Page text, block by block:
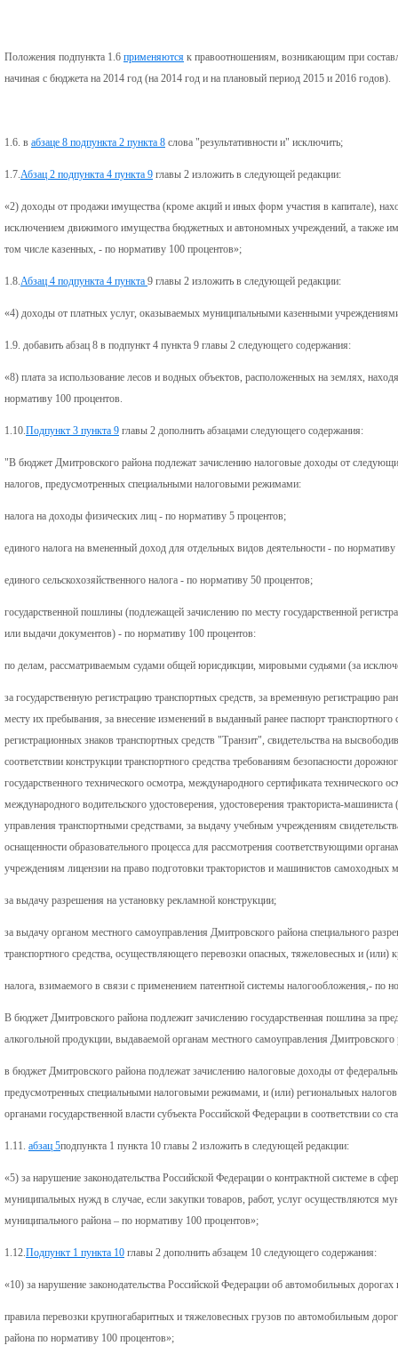
Положения подпункта 1.6 применяются к правоотношениям, возникающим при
начиная с бюджета на 2014 год (на 2014 год и на плановый период 2015 и 2016 годов).
1.6. в абзаце 8 подпункта 2 пункта 8 слова "результативности и" исключить;
1.7. Абзац 2 подпункта 4 пункта 9 главы 2 изложить в следующей редакции:
«2) доходы от продажи имущества (кроме акций и иных форм участия в капитале),
исключением движимого имущества бюджетных и автономных учреждений, а также
том числе казенных, - по нормативу 100 процентов»;
1.8. Абзац 4 подпункта 4 пункта 9 главы 2 изложить в следующей редакции:
«4) доходы от платных услуг, оказываемых муниципальными казенными
1.9. добавить абзац 8 в подпункт 4 пункта 9 главы 2 следующего содержания:
«8) плата за использование лесов и водных объектов, расположенных на землях,
нормативу 100 процентов.
1.10. Подпункт 3 пункта 9 главы 2 дополнить абзацами следующего содержания:
"В бюджет Дмитровского района подлежат зачислению налоговые доходы от
налогов, предусмотренных специальными налоговыми режимами:
налога на доходы физических лиц - по нормативу 5 процентов;
единого налога на вмененный доход для отдельных видов деятельности - по
единого сельскохозяйственного налога - по нормативу 50 процентов;
государственной пошлины (подлежащей зачислению по месту государственной
или выдачи документов) - по нормативу 100 процентов:
по делам, рассматриваемым судами общей юрисдикции, мировыми судьями (за
за государственную регистрацию транспортных средств, за временную регистрацию
месту их пребывания, за внесение изменений в выданный ранее паспорт транспортного
регистрационных знаков транспортных средств "Транзит", свидетельства на
соответствии конструкции транспортного средства требованиям безопасности
государственного технического осмотра, международного сертификата технического
международного водительского удостоверения, удостоверения тракториста-
управления транспортными средствами, за выдачу учебным учреждениям
оснащенности образовательного процесса для рассмотрения соответствующими
учреждениям лицензии на право подготовки трактористов и машинистов самоходных
за выдачу разрешения на установку рекламной конструкции;
за выдачу органом местного самоуправления Дмитровского района специального
транспортного средства, осуществляющего перевозки опасных, тяжеловесных и (или)
налога, взимаемого в связи с применением патентной системы налогообложения,- по
В бюджет Дмитровского района подлежит зачислению государственная пошлина за
алкогольной продукции, выдаваемой органам местного самоуправления
в бюджет Дмитровского района подлежат зачислению налоговые доходы от
предусмотренных специальными налоговыми режимами, и (или) региональных
органами государственной власти субъекта Российской Федерации в соответствии со
1.11. абзац 5подпункта 1 пункта 10 главы 2 изложить в следующей редакции:
«5) за нарушение законодательства Российской Федерации о контрактной системе в
муниципальных нужд в случае, если закупки товаров, работ, услуг осуществляются
муниципального района – по нормативу 100 процентов»;
1.12. Подпункт 1 пункта 10 главы 2 дополнить абзацем 10 следующего содержания:
«10) за нарушение законодательства Российской Федерации об автомобильных
правила перевозки крупногабаритных и тяжеловесных грузов по автомобильным
района по нормативу 100 процентов»;